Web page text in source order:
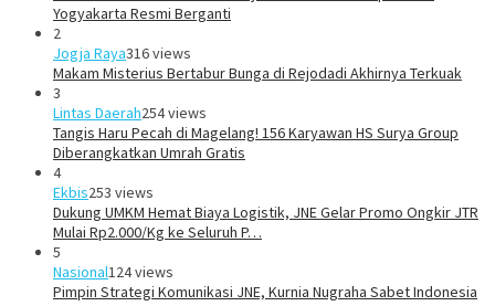
Yogyakarta Resmi Berganti
2
Jogja Raya316 views
Makam Misterius Bertabur Bunga di Rejodadi Akhirnya Terkuak
3
Lintas Daerah254 views
Tangis Haru Pecah di Magelang! 156 Karyawan HS Surya Group
Diberangkatkan Umrah Gratis
4
Ekbis253 views
Dukung UMKM Hemat Biaya Logistik, JNE Gelar Promo Ongkir JTR
Mulai Rp2.000/Kg ke Seluruh P…
5
Nasional124 views
Pimpin Strategi Komunikasi JNE, Kurnia Nugraha Sabet Indonesia